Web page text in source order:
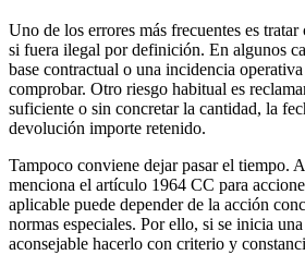
Uno de los errores más frecuentes es
si fuera ilegal por definición. En algunos
base contractual o una incidencia
comprobar. Otro riesgo habitual es
suficiente o sin concretar la cantidad, la
devolución importe retenido.
Tampoco conviene dejar pasar el tiempo.
menciona el artículo 1964 CC para
aplicable puede depender de la acción
normas especiales. Por ello, si se inicia
aconsejable hacerlo con criterio y